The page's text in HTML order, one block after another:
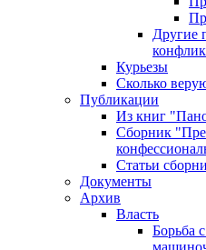
Другие
Курьезы
Сколько
Публикации
Из книг
Сборник
Статьи
Документы
Архив
Власть
Борьба